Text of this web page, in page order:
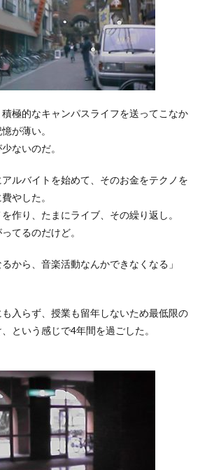
極的なキャンパスライフを送ってこなか
が薄い。
ないのだ。
ルバイトを始めて、そのお金をテクノを
やした。
作り、たまにライブ、その繰り返し。
てるのだけど。
から、音楽活動なんかできなくなる」
入らず、授業も留年しないため最低限の
という感じで4年間を過ごした。